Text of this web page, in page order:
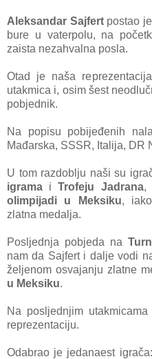
Aleksandar Sajfertpostao
bure u vaterpolu, na
zaista nezahvalna posla.
Otad je naša
utakmica i, osim šest
pobjednik.
Na popisu pobijeđenih
Mađarska, SSSR, Italija, DR
U tom razdoblju naši su
igrama iTrofeju Jadrana,
olimpijadi u Meksiku,
zlatna medalja.
Posljednja pobjeda na
nam da Sajfert i dalje vodi
željenom osvajanju zlatne
u Meksiku.
Na posljednjim
reprezentaciju.
Odabrao je jedanaest igrača: